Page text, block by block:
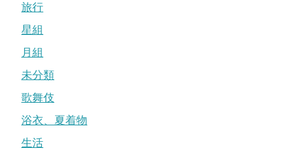
旅行
星組
月組
未分類
歌舞伎
浴衣、夏着物
生活